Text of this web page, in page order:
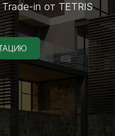
in от TETRIS